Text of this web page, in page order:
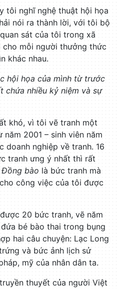
tôi nghĩ nghệ thuật hội họa
nói ra thành lời, với tôi bộ
sát của tôi trong xã
cho mỗi người thưởng thức
khác nhau.
hội họa của mình từ trước
chứa nhiều kỷ niệm và sự
khó, vì tôi vẽ tranh một
2001 – sinh viên năm
doanh nghiệp về tranh. 16
tranh ưng ý nhất thì rất
Đồng bàolà bức tranh mà
công việc của tôi được
20 bức tranh, vẽ năm
bé bào thai trong bụng
hai câu chuyện: Lạc Long
và bức ảnh lịch sử
mỹ của nhân dân ta.
thuyết của người Việt